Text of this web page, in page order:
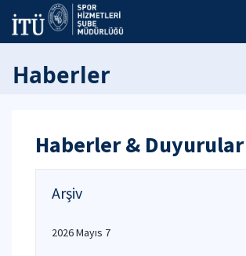
Haberler
Haberler & Duyurular
Arşiv
2026 Mayıs 7